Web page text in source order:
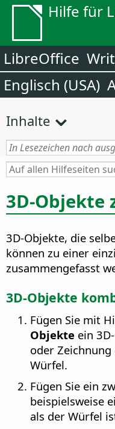
Hilfe für
LibreOffice
Englisch (USA)
Inhalte
3D-Objekte
3D-Objekte, die
können zu einer
zusammengefasst
3D-Objekte
Fügen Sie mit
Objekte ein
oder Zeichnung
Würfel.
Fügen Sie ein
beispielsweise
als der Würfel